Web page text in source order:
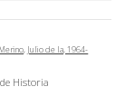
Julio de la, 1964-
Historia